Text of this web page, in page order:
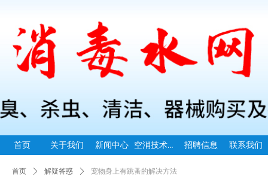
首页 关于我们 新闻中心 空消技术指导 招聘信息 联系我们
首页 ꄲ 解疑答惑 ꄲ 宠物身上有跳蚤的解决方法